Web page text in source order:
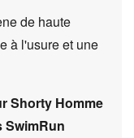
de haute
à l'usure et une
Shorty Homme
SwimRun